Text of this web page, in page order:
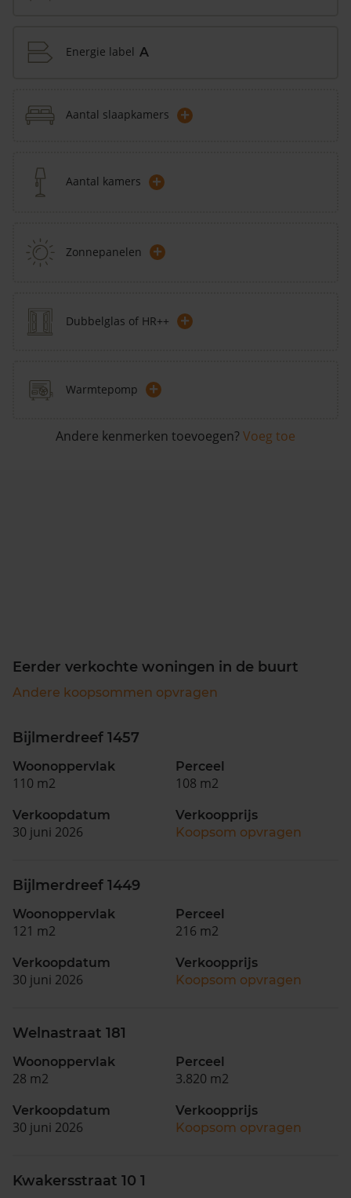
Energie label A
Aantal slaapkamers +
Aantal kamers +
Zonnepanelen +
Dubbelglas of HR++ +
Warmtepomp +
Andere kenmerken toevoegen? Voeg toe
Eerder verkochte woningen in de buurt
Andere koopsommen opvragen
Bijlmerdreef 1457
Woonoppervlak
110 m2
Perceel
108 m2
Verkoopdatum
30 juni 2026
Verkoopprijs
Koopsom opvragen
Bijlmerdreef 1449
Woonoppervlak
121 m2
Perceel
216 m2
Verkoopdatum
30 juni 2026
Verkoopprijs
Koopsom opvragen
Welnastraat 181
Woonoppervlak
28 m2
Perceel
3.820 m2
Verkoopdatum
30 juni 2026
Verkoopprijs
Koopsom opvragen
Kwakersstraat 10 1